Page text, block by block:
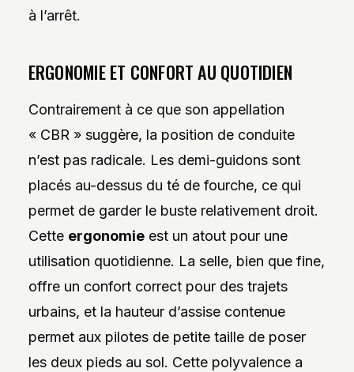
à l’arrêt.
ERGONOMIE ET CONFORT AU QUOTIDIEN
Contrairement à ce que son appellation
« CBR » suggère, la position de conduite
n’est pas radicale. Les demi-guidons sont
placés au-dessus du té de fourche, ce qui
permet de garder le buste relativement droit.
Cette ergonomieest un atout pour une
utilisation quotidienne. La selle, bien que fine,
offre un confort correct pour des trajets
urbains, et la hauteur d’assise contenue
permet aux pilotes de petite taille de poser
les deux pieds au sol. Cette polyvalence a